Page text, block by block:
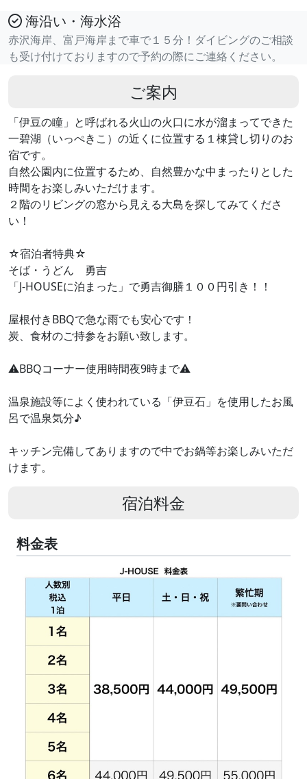
海沿い・海水浴
赤沢海岸、富戸海岸まで車で１５分！ダイビングのご相談
も受け付けておりますので予約の際にご連絡ください。
ご案内
「伊豆の瞳」と呼ばれる火山の火口に水が溜まってできた
一碧湖（いっぺきこ）の近くに位置する１棟貸し切りのお
宿です。
自然公園内に位置するため、自然豊かな中まったりとした
時間をお楽しみいただけます。
２階のリビングの窓から見える大島を探してみてくださ
い！
☆宿泊者特典☆
そば・うどん 勇吉
「J-HOUSEに泊まった」で勇吉御膳１００円引き！！
屋根付きBBQで急な雨でも安心です！
炭、食材のご持参をお願い致します。
⚠︎BBQコーナー使用時間夜9時まで⚠︎
温泉施設等によく使われている「伊豆石」を使用したお風
呂で温泉気分♪
キッチン完備してありますので中でお鍋等お楽しみいただ
けます。
宿泊料金
料金表